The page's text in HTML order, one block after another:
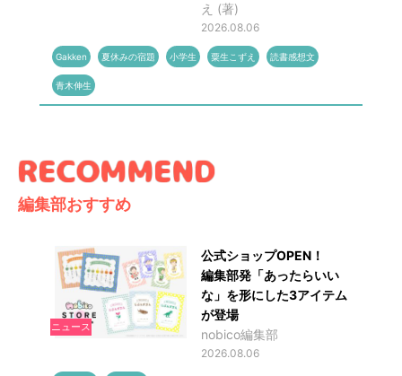
え (著)
2026.08.06
Gakken 夏休みの宿題 小学生 粟生こずえ 読書感想文
青木伸生
編集部おすすめ
ニュース
公式ショップOPEN！
編集部発「あったらいい
な」を形にした3アイテム
が登場
nobico編集部
2026.08.06